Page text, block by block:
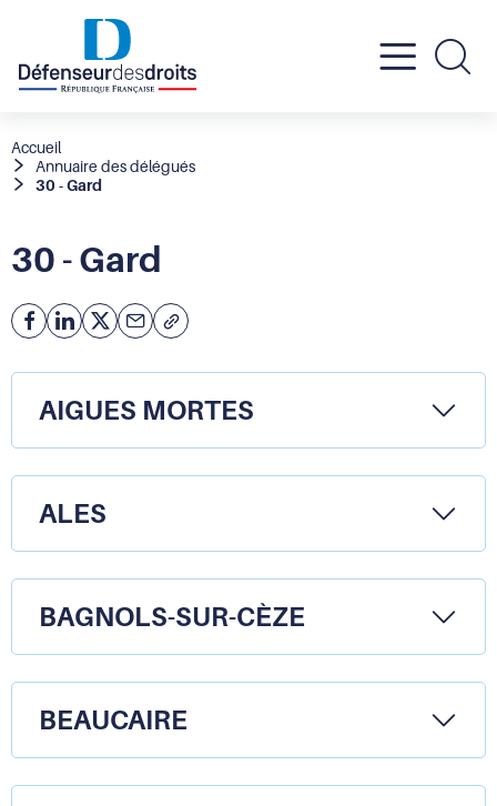
Fil
d'Ariane
Accueil
Annuaire des délégués
30 - Gard
30 - Gard
Facebook
Partager
Linkedin
Partager
X
Courriel
Copier
de
page
le
AIGUES MORTES
ALES
BAGNOLS-SUR-CÈZE
BEAUCAIRE